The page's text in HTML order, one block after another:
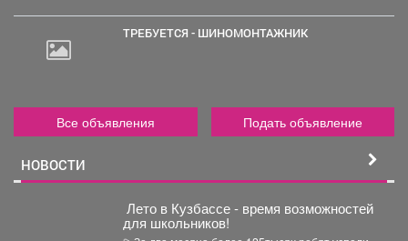
ТРЕБУЕТСЯ - ШИНОМОНТАЖНИК
Все объявления Подать объявление
НОВОСТИ
️ Лето в Кузбассе - время возможностей
для школьников!